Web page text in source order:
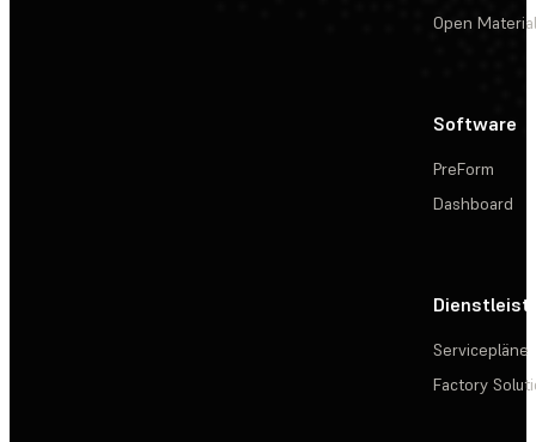
Open
Software
PreForm
Dashboard
Servicepläne
Factory